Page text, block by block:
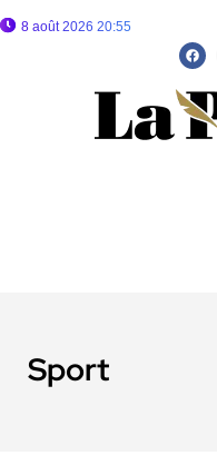
8 août 2026 20:55
Sport